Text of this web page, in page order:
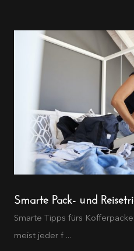
Smarte Pack- und
Smarte Tipps fürs
meist jeder f ...